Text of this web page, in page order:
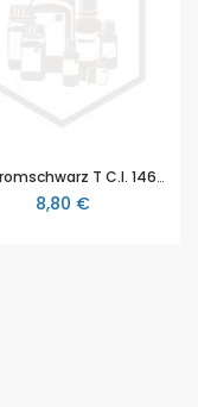
Eriochromschwarz T C.I. 14645, 5 g
8,80 €